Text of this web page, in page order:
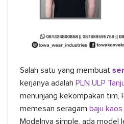
Salah satu yang membuat
kerjanya adalah PLN ULP
menunjang kekompakan tim,
memesan seragam baju
Modelnya simple, ada model